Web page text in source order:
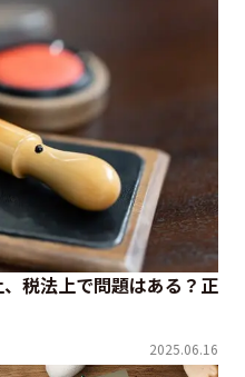
税法上で問題はある？正
2025.06.16